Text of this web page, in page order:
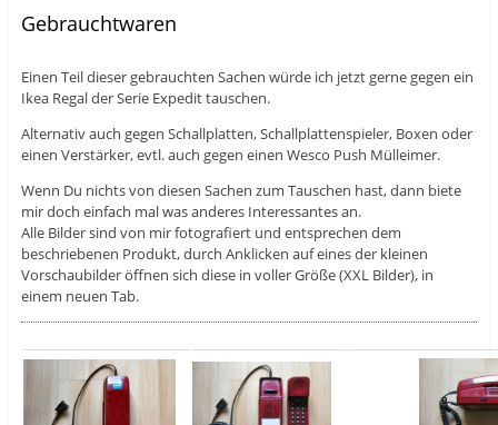
Gebrauchtwaren
Einen Teil dieser gebrauchten Sachen würde ich jetzt gerne gegen ein
Ikea Regal der Serie Expedit tauschen.
Alternativ auch gegen Schallplatten, Schallplattenspieler, Boxen oder
einen Verstärker, evtl. auch gegen einen Wesco Push Mülleimer.
Wenn Du nichts von diesen Sachen zum Tauschen hast, dann biete
mir doch einfach mal was anderes Interessantes an.
Alle Bilder sind von mir fotografiert und entsprechen dem
beschriebenen Produkt, durch Anklicken auf eines der kleinen
Vorschaubilder öffnen sich diese in voller Größe (XXL Bilder), in
einem neuen Tab.